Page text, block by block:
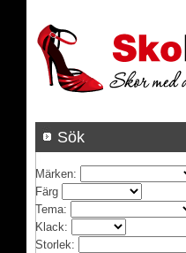
Sök
Märken:
Färg
Tema:
Klack:
Storlek: